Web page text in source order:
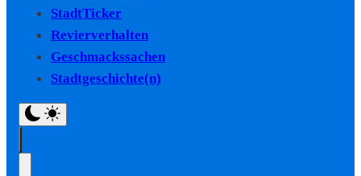
StadtTicker
Revierverhalten
Geschmackssachen
Stadtgeschichte(n)